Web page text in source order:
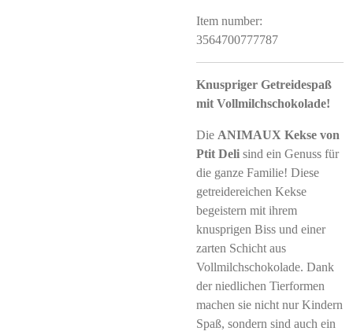
Item number:
3564700777787
Knuspriger Getreidespaß
mit Vollmilchschokolade!
Die ANIMAUX Kekse von
Ptit Deli sind ein Genuss für
die ganze Familie! Diese
getreidereichen Kekse
begeistern mit ihrem
knusprigen Biss und einer
zarten Schicht aus
Vollmilchschokolade. Dank
der niedlichen Tierformen
machen sie nicht nur Kindern
Spaß, sondern sind auch ein